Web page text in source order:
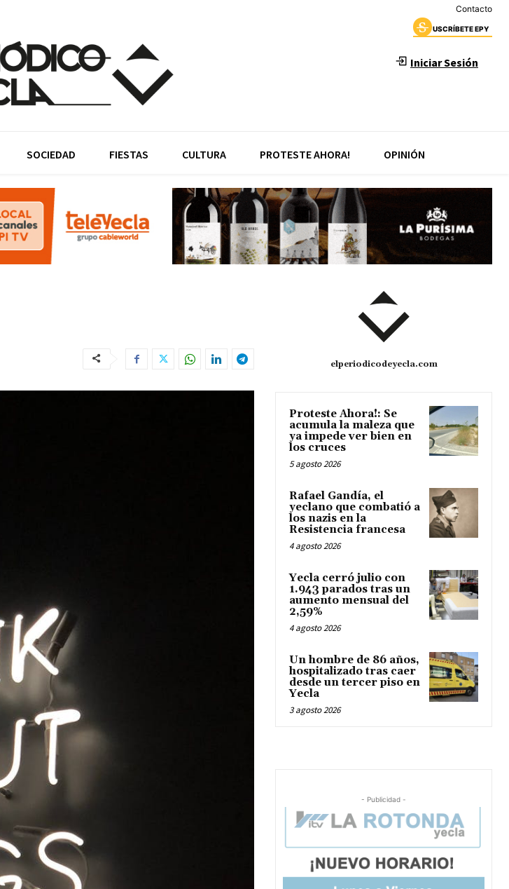
Contacto
USCRÍBETE EPY
Iniciar Sesión
SOCIEDAD FIESTAS CULTURA PROTESTE AHORA! OPINIÓN
elperiodicodeyecla.com
Proteste Ahora!: Se
acumula la maleza que
ya impede ver bien en
los cruces
5 agosto 2026
Rafael Gandía, el
yeclano que combatió a
los nazis en la
Resistencia francesa
4 agosto 2026
Yecla cerró julio con
1.943 parados tras un
aumento mensual del
2,59%
4 agosto 2026
Un hombre de 86 años,
hospitalizado tras caer
desde un tercer piso en
Yecla
3 agosto 2026
- Publicidad -